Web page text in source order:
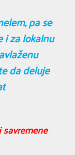
pa se
i za lokalnu
da deluje
savremene